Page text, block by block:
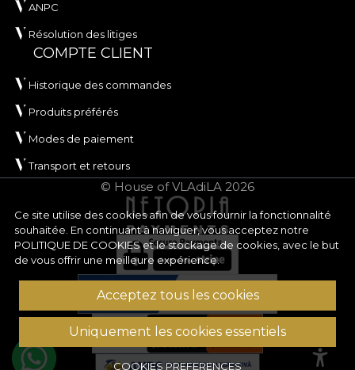
Ce site utilise des cookies afin de vous fournir la fonctionnalité
souhaitée. En continuant à naviguer, vous acceptez notre
POLITIQUE DE COOKIESet le stockage de cookies, avec le but
de vous offrir une meilleure expérience.
Acceptez tous les cookies
Uniquement les cookies essentiels
COOKIES PREFERENCES
ANPC
Résolution des litiges
COMPTE CLIENT
Historique des commandes
Produits préférés
Modes de paiement
Transport et retours
© House of VLAdiLA 2026